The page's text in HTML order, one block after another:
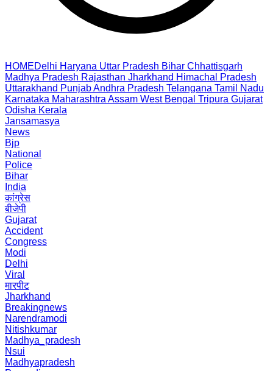
HOMEDelhi Haryana Uttar Pradesh Bihar Chhattisgarh
Madhya Pradesh Rajasthan Jharkhand Himachal Pradesh
Uttarakhand PunjabAndhra Pradesh Telangana Tamil Nadu
Karnataka Maharashtra Assam West Bengal Tripura Gujarat
Odisha Kerala
Jansamasya
News
Bjp
National
Police
Bihar
India
कांग्रेस
बीजेपी
Gujarat
Accident
Congress
Modi
Delhi
Viral
मारपीट
Jharkhand
Breakingnews
Narendramodi
Nitishkumar
Madhya_pradesh
Nsui
Madhyapradesh